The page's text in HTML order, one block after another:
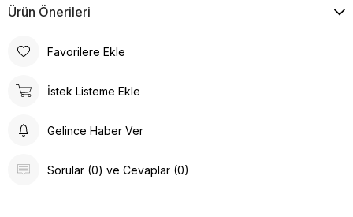
Ürün Önerileri
Favorilere Ekle
İstek Listeme Ekle
Gelince Haber Ver
Sorular (0) ve Cevaplar (0)